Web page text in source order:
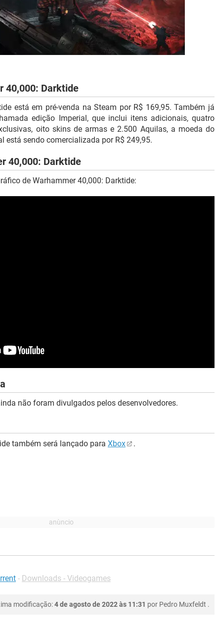
40,000: Darktide
está em pré-venda na Steam por R$ 169,95. Também já
edição Imperial, que inclui itens adicionais, quatro
oito skins de armas e 2.500 Aquilas, a moeda do
está sendo comercializada por R$ 249,95.
40,000: Darktide
de Warhammer 40,000: Darktide:
não foram divulgados pelos desenvolvedores.
também será lançado para Xbox .
- Downloads - Videogames
modificação:4 de agosto de 2022 às 11:31 por Pedro Muxfeldt .